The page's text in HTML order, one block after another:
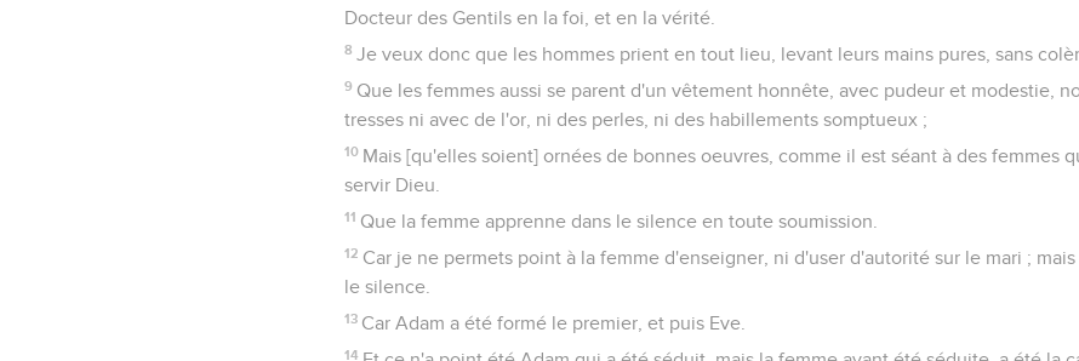
Docteur des Gentils en la foi, et en la vérité.
8 Je veux donc que les hommes prient en tout lieu, levant leurs mains pures, sans
9 Que les femmes aussi se parent d'un vêtement honnête, avec pudeur et modestie,
tresses ni avec de l'or, ni des perles, ni des habillements somptueux ;
10 Mais [qu'elles soient] ornées de bonnes oeuvres, comme il est séant à des femmes
servir Dieu.
11 Que la femme apprenne dans le silence en toute soumission.
12 Car je ne permets point à la femme d'enseigner, ni d'user d'autorité sur le mari ;
le silence.
13 Car Adam a été formé le premier, et puis Eve.
14